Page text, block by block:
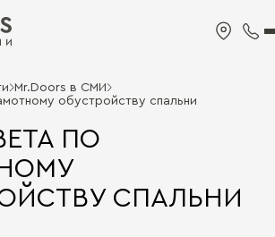
Mr.Doors в СМИ
обустройству спальни
ПО
СПАЛЬНИ